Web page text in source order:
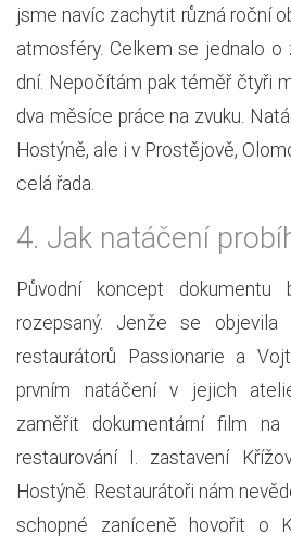
jsme navíc zachytit různá roční
atmosféry. Celkem se jednalo
dní. Nepočítám pak téměř čtyři
dva měsíce práce na zvuku.
Hostýně, ale i v Prostějově,
celá řada.
4. Jak natáčení
Původní koncept dokumentu
rozepsaný. Jenže se objevila
restaurátorů Passionarie a
prvním natáčení v jejich
zaměřit dokumentární film na
restaurování I. zastavení
Hostýně. Restaurátoři nám
schopné zaníceně hovořit o